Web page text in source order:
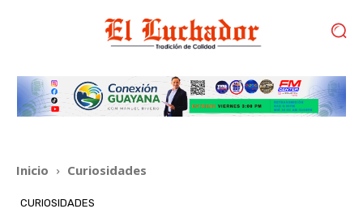
Inicio Curiosidades
CURIOSIDADES